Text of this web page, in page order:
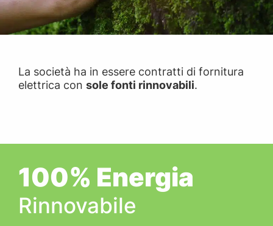
100% Energia
Rinnovabile
La società ha in essere contratti di fornitura
elettrica con sole fonti rinnovabili.